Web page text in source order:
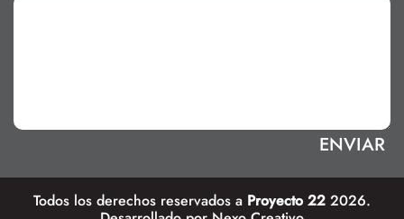
Todos los derechos reservados a Proyecto 22 2026.